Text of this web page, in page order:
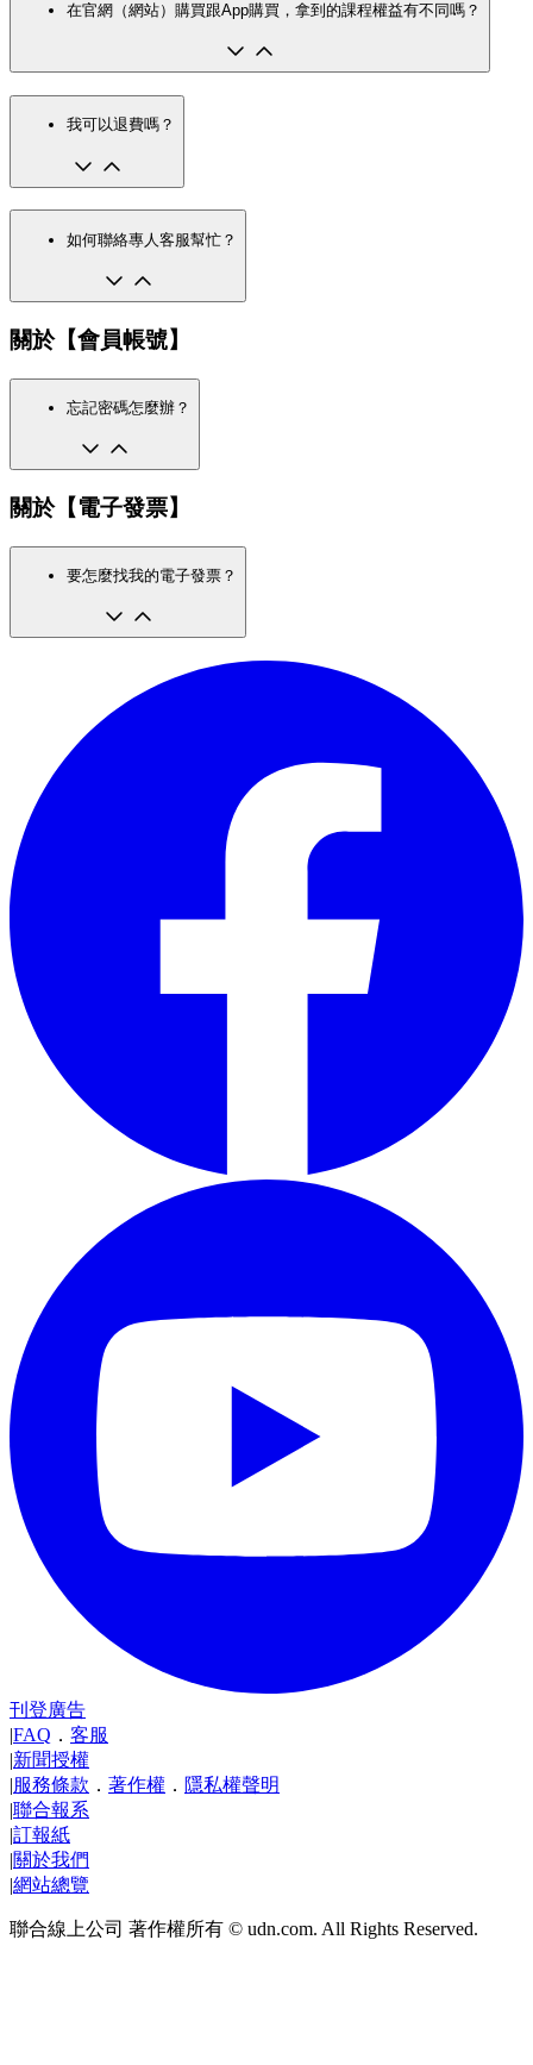
在官網（網站）購買跟App購買，拿到的課程權益有不同嗎？
我可以退費嗎？
如何聯絡專人客服幫忙？
關於【會員帳號】
忘記密碼怎麼辦？
關於【電子發票】
要怎麼找我的電子發票？
刊登廣告
|FAQ ． 客服
|新聞授權
|服務條款 ． 著作權 ． 隱私權聲明
|聯合報系
|訂報紙
|關於我們
|網站總覽
聯合線上公司 著作權所有 © udn.com. All Rights Reserved.